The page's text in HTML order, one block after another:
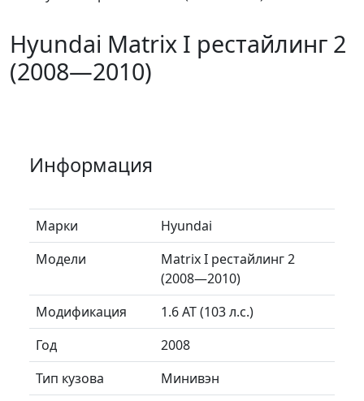
Hyundai Matrix I рестайлинг 2
(2008—2010)
Информация
Марки
Hyundai
Модели
Matrix I рестайлинг 2
(2008—2010)
Модификация
1.6 AT (103 л.с.)
Год
2008
Тип кузова
Минивэн